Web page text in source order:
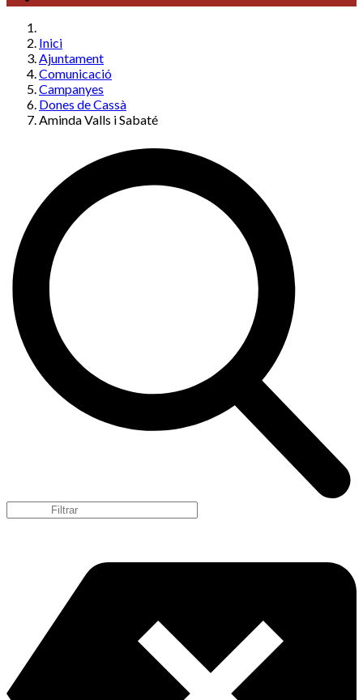
Inici
Ajuntament
Comunicació
Campanyes
Dones de Cassà
Aminda Valls i Sabaté